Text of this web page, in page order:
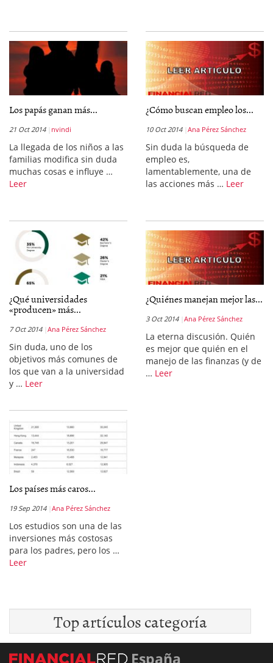
Los papás ganan más...
21 Oct 2014 nvindi
La llegada de los niños a las
familias modifica sin duda
muchas cosas e influye …
Leer
¿Cómo buscan empleo los...
10 Oct 2014 Ana Pérez Sánchez
Sin duda la búsqueda de
empleo es,
lamentablemente, una de
las acciones más … Leer
¿Qué universidades
«producen» más...
7 Oct 2014 Ana Pérez Sánchez
Sin duda, uno de los
objetivos más comunes de
los que van a la universidad
y … Leer
¿Quiénes manejan mejor las...
3 Oct 2014 Ana Pérez Sánchez
La eterna discusión. Quién
es mejor que quién en el
manejo de las finanzas (y de
… Leer
Los países más caros...
19 Sep 2014 Ana Pérez Sánchez
Los estudios son una de las
inversiones más costosas
para los padres, pero los …
Leer
Top artículos categoría
España